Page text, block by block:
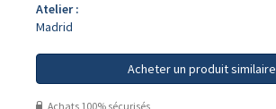
Atelier :
Madrid
Acheter un produit similaire
Achats 100% sécurisés